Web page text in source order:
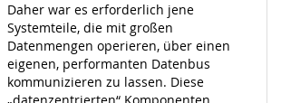
Daher war es erforderlich jene
Systemteile, die mit großen
Datenmengen operieren, über einen
eigenen, performanten Datenbus
kommunizieren zu lassen. Diese